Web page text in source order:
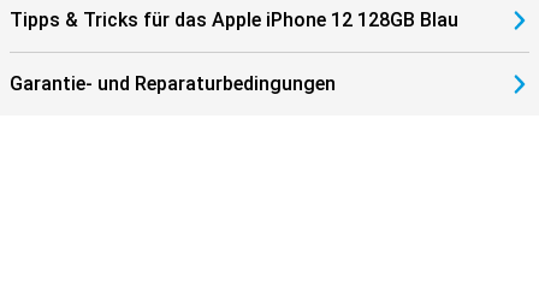
Tipps & Tricks für das Apple iPhone 12 128GB Blau
Garantie- und Reparaturbedingungen